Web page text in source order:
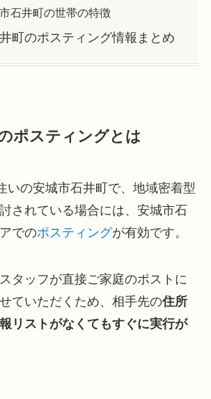
石井町の世帯の特徴
町のポスティング情報まとめ
ポスティングとは
いの安城市石井町で、地域密着型
されている場合には、安城市石
でのポスティングが有効です。
タッフが直接ご家庭のポストに
ていただくため、相手先の住所
リストがなくてもすぐに実行が